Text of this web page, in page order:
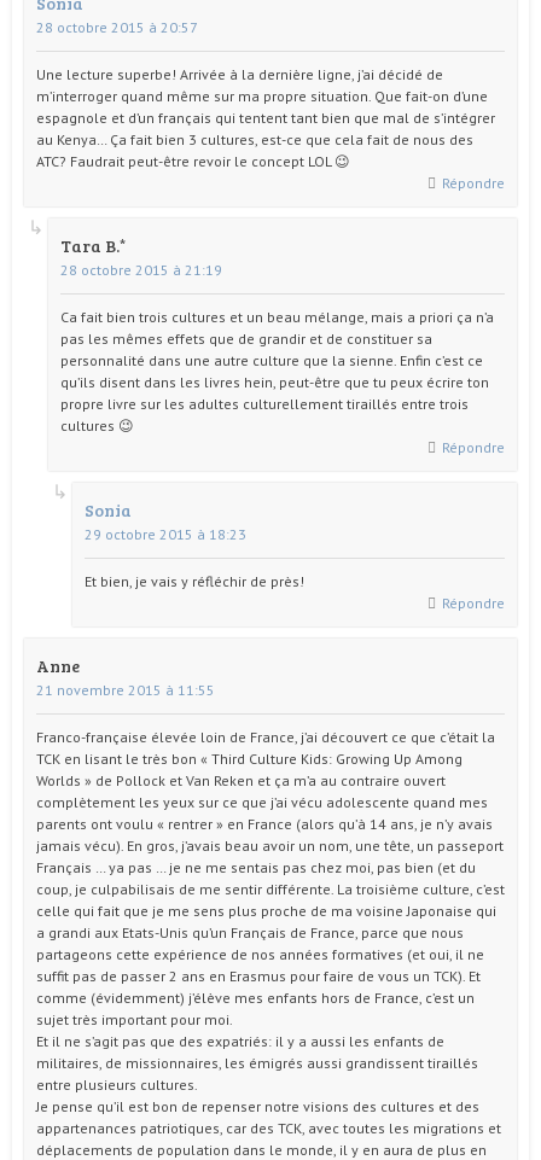
28 octobre 2015 à 20:57
Une lecture superbe! Arrivée à la dernière ligne, j’ai décidé de
m’interroger quand même sur ma propre situation. Que fait-on d’une
espagnole et d’un français qui tentent tant bien que mal de s’intégrer
au Kenya… Ça fait bien 3 cultures, est-ce que cela fait de nous des
ATC? Faudrait peut-être revoir le concept LOL 😉
Répondre
Tara B.
28 octobre 2015 à 21:19
Ca fait bien trois cultures et un beau mélange, mais a priori ça n’a
pas les mêmes effets que de grandir et de constituer sa
personnalité dans une autre culture que la sienne. Enfin c’est ce
qu’ils disent dans les livres hein, peut-être que tu peux écrire ton
propre livre sur les adultes culturellement tiraillés entre trois
cultures 😉
Répondre
Sonia
29 octobre 2015 à 18:23
Et bien, je vais y réfléchir de près!
Répondre
Anne
21 novembre 2015 à 11:55
Franco-française élevée loin de France, j’ai découvert ce que c’était la
TCK en lisant le très bon « Third Culture Kids: Growing Up Among
Worlds » de Pollock et Van Reken et ça m’a au contraire ouvert
complètement les yeux sur ce que j’ai vécu adolescente quand mes
parents ont voulu « rentrer » en France (alors qu’à 14 ans, je n’y avais
jamais vécu). En gros, j’avais beau avoir un nom, une tête, un passeport
Français … ya pas … je ne me sentais pas chez moi, pas bien (et du
coup, je culpabilisais de me sentir différente. La troisième culture, c’est
celle qui fait que je me sens plus proche de ma voisine Japonaise qui
a grandi aux Etats-Unis qu’un Français de France, parce que nous
partageons cette expérience de nos années formatives (et oui, il ne
suffit pas de passer 2 ans en Erasmus pour faire de vous un TCK). Et
comme (évidemment) j’élève mes enfants hors de France, c’est un
sujet très important pour moi.
Et il ne s’agit pas que des expatriés: il y a aussi les enfants de
militaires, de missionnaires, les émigrés aussi grandissent tiraillés
entre plusieurs cultures.
Je pense qu’il est bon de repenser notre visions des cultures et des
appartenances patriotiques, car des TCK, avec toutes les migrations et
déplacements de population dans le monde, il y en aura de plus en